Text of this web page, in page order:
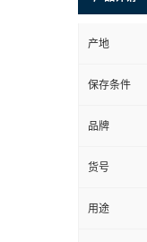
产地
保存条件
品牌
货号
用途